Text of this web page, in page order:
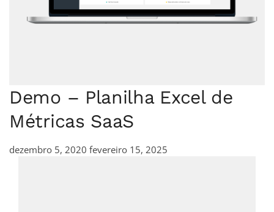
Demo – Planilha Excel de
Métricas SaaS
dezembro 5, 2020 fevereiro 15, 2025